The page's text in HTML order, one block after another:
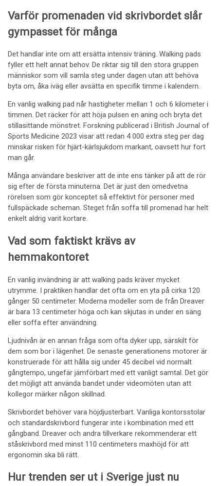
Varför promenaden vid skrivbordet slår
gympasset för många
Det handlar inte om att ersätta intensiv träning. Walking pads
fyller ett helt annat behov. De riktar sig till den stora gruppen
människor som vill samla steg under dagen utan att behöva
byta om, åka iväg eller avsätta en specifik timme i kalendern.
En vanlig walking pad når hastigheter mellan 1 och 6 kilometer i
timmen. Det räcker för att höja pulsen en aning och bryta det
stillasittande mönstret. Forskning publicerad i British Journal of
Sports Medicine 2023 visar att redan 4 000 extra steg per dag
minskar risken för hjärt-kärlsjukdom markant, oavsett hur fort
man går.
Många användare beskriver att de inte ens tänker på att de rör
sig efter de första minuterna. Det är just den omedvetna
rörelsen som gör konceptet så effektivt för personer med
fullspäckade scheman. Steget från soffa till promenad har helt
enkelt aldrig varit kortare.
Vad som faktiskt krävs av
hemmakontoret
En vanlig invändning är att walking pads kräver mycket
utrymme. I praktiken handlar det ofta om en yta på cirka 120
gånger 50 centimeter. Moderna modeller som de från Dreaver
är bara 13 centimeter höga och kan skjutas in under en säng
eller soffa efter användning.
Ljudnivån är en annan fråga som ofta dyker upp, särskilt för
dem som bor i lägenhet. De senaste generationens motorer är
konstruerade för att hålla sig under 45 decibel vid normalt
gångtempo, ungefär jämförbart med ett vanligt samtal. Det gör
det möjligt att använda bandet under videomöten utan att
kollegor märker någon skillnad.
Skrivbordet behöver vara höjdjusterbart. Vanliga kontorsstolar
och standardskrivbord fungerar inte i kombination med ett
gångband. Dreaver och andra tillverkare rekommenderar ett
ståskrivbord med minst 110 centimeters maxhöjd för att
ergonomin ska bli rätt.
Hur trenden ser ut i Sverige just nu